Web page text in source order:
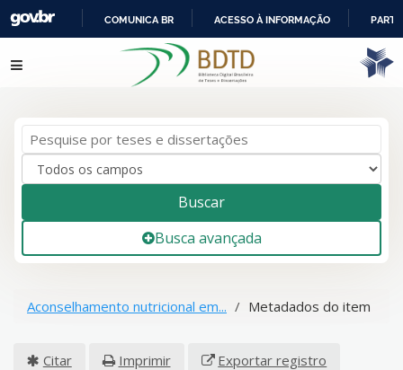
IR
PARA
COMUNICA BR ACESSO À INFORMAÇÃO
Pular para o conteúdo
Buscar
Busca avançada
Aconselhamento nutricional em... Metadados do item
Citar Imprimir Exportar registro